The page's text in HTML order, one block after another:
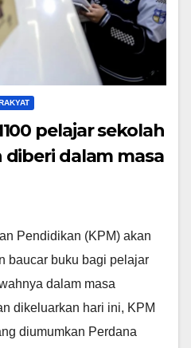
pelajar sekolah
dalam masa
Pendidikan (KPM) akan
baucar buku bagi pelajar
dalam masa
dikeluarkan hari ini, KPM
diumumkan Perdana